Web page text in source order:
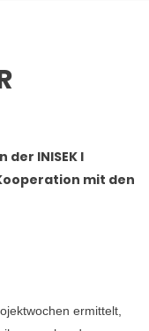
INISEK I
mit den
ermittelt,